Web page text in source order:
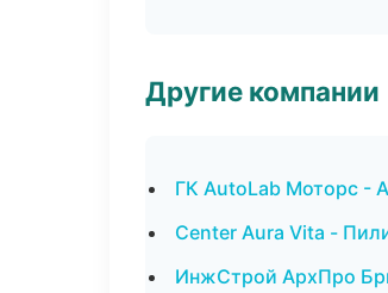
Другие компании
ГК AutoLab Моторс -
Center Aura Vita -
ИнжСтрой АрхПро